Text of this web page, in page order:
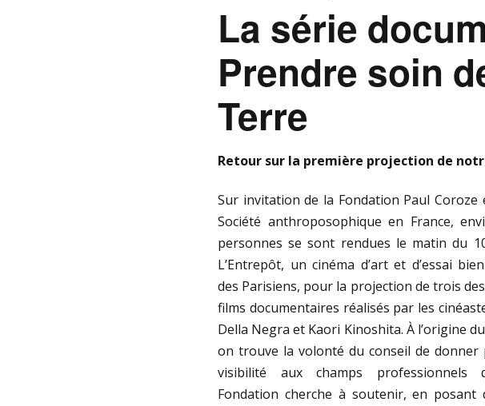
La série
Prendre soin
Terre
Retour sur la première projection de
Sur invitation de la Fondation Paul Coroze
Société anthroposophique en France,
personnes se sont rendues le matin du
L’Entrepôt, un cinéma d’art et d’essai
des Parisiens, pour la projection de trois
films documentaires réalisés par les
Della Negra et Kaori Kinoshita. À l’origine
on trouve la volonté du conseil de donner
visibilité aux champs professionnels
Fondation cherche à soutenir, en posant